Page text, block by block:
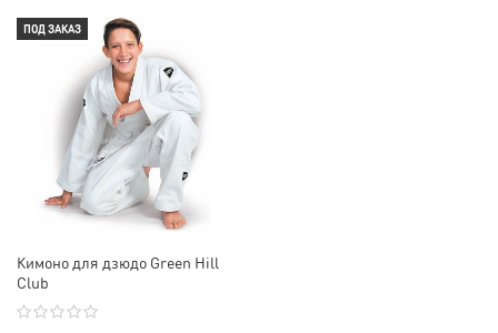
ПОД ЗАКАЗ
Кимоно для дзюдо Green Hill
Club